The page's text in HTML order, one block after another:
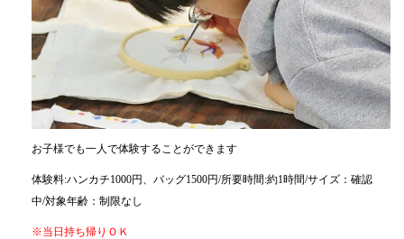
お子様でも一人で体験することができます
体験料:ハンカチ1000円、バッグ1500円/所要時間:約1時間/サイズ：確認
中/対象年齢：制限なし
※当日持ち帰りＯＫ